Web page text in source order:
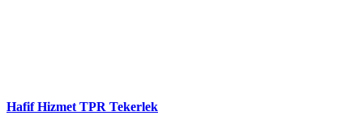
Hafif Hizmet TPR Tekerlek